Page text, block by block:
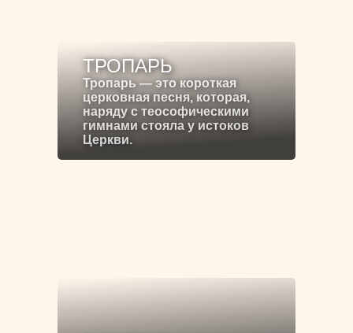
ТРОПАРЬ
Тропарь — это короткая
церковная песня, которая,
наряду с теософическими
гимнами стояла у истоков
Церкви.